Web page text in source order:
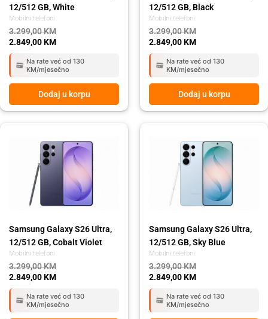
Mobilni telefoni
12/512 GB, White
3.299,00KM
2.849,00KM
Na rate već od 130
KM/mjesečno
Dodaj u korpu
Mobilni telefoni
12/512 GB, Black
3.299,00KM
2.849,00KM
Na rate već od 130
KM/mjesečno
Dodaj u korpu
Mobilni telefoni
Samsung Galaxy S26 Ultra,
12/512 GB, Cobalt Violet
3.299,00KM
3.299,00 KM.
2.849,00KM
2.849,00 KM.
Na rate već od 130
KM/mjesečno
Mobilni telefoni
Samsung Galaxy S26 Ultra,
12/512 GB, Sky Blue
3.299,00KM
3.299,00 KM.
2.849,00KM
2.849,00 KM.
Na rate već od 130
KM/mjesečno